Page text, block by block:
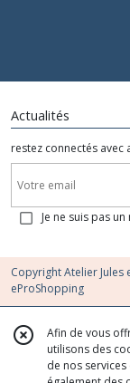
Actualités
restez connectés avec
Je ne suis pas
Copyright Atelier Jules
eProShopping
Afin de vous
utilisons des
de nos